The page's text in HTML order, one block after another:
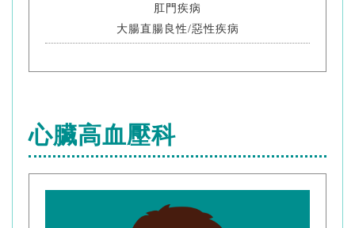
肛門疾病
大腸直腸良性/惡性疾病
心臟高血壓科